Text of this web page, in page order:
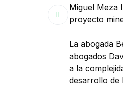
Miguel Meza
proyecto
La abogada
abogados
a la
desarrollo de